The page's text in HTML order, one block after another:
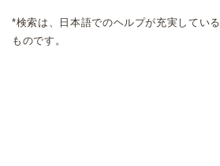
*検索は、日本語でのヘルプが充実している
ものです。